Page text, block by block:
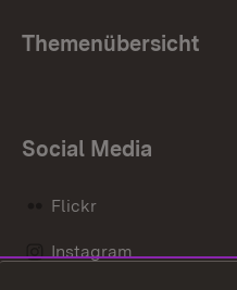
Themenübersicht
Social Media
Flickr
Instagram